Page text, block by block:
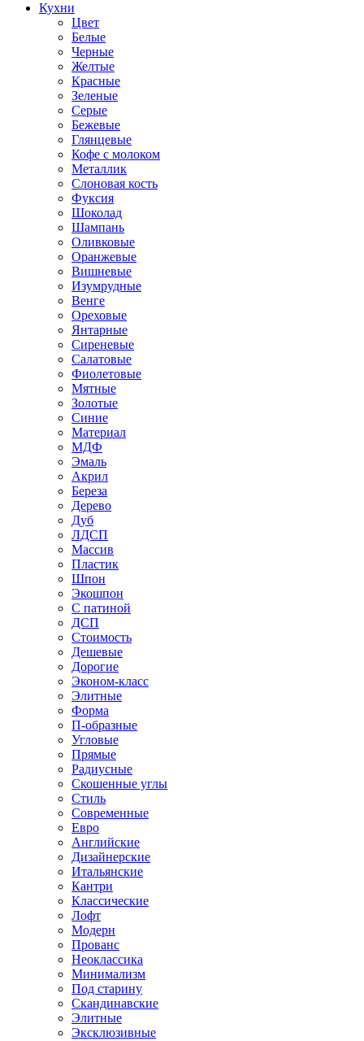
Кухни
Цвет
Белые
Черные
Желтые
Красные
Зеленые
Серые
Бежевые
Глянцевые
Кофе с молоком
Металлик
Слоновая кость
Фуксия
Шоколад
Шампань
Оливковые
Оранжевые
Вишневые
Изумрудные
Венге
Ореховые
Янтарные
Сиреневые
Салатовые
Фиолетовые
Мятные
Золотые
Синие
Материал
МДФ
Эмаль
Акрил
Береза
Дерево
Дуб
ЛДСП
Массив
Пластик
Шпон
Экошпон
С патиной
ДСП
Стоимость
Дешевые
Дорогие
Эконом-класс
Элитные
Форма
П-образные
Угловые
Прямые
Радиусные
Скошенные углы
Стиль
Современные
Евро
Английские
Дизайнерские
Итальянские
Кантри
Классические
Лофт
Модерн
Прованс
Неоклассика
Минимализм
Под старину
Скандинавские
Элитные
Эксклюзивные